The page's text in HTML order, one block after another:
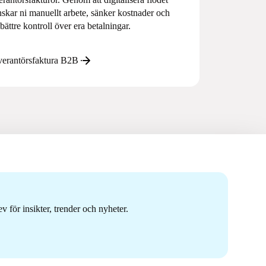
ni manuellt arbete, sänker kostnader och
kontroll över era betalningar.
B2B
för insikter, trender och nyheter.